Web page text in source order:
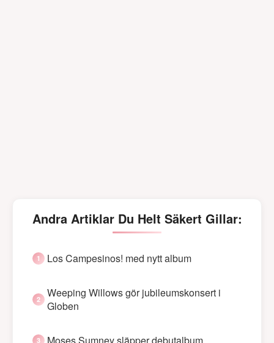
Andra Artiklar Du Helt Säkert Gillar:
Los Campesinos! med nytt album
Weeping Willows gör jubileumskonsert i
Globen